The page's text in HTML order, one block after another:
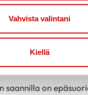
Vahvista valintani
Kiellä
hedelmiä ja
monipuolisesti
tukee
saannilla on